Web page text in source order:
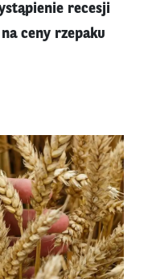
recesji
ceny rzepaku